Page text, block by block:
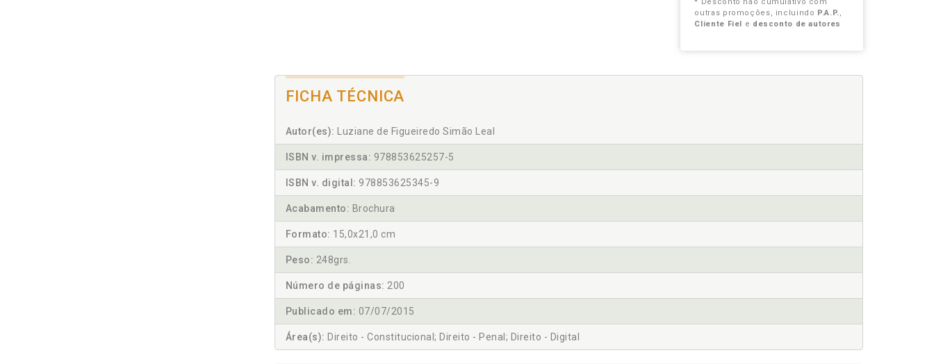
* Desconto não cumulativo com
outras promoções, incluindo P.A.P.,
Cliente Fiel
e desconto de autores
FICHA TÉCNICA
Autor(es): Luziane de Figueiredo Simão Leal
ISBN v. impressa: 978853625257-5
ISBN v. digital: 978853625345-9
Acabamento: Brochura
Formato: 15,0x21,0 cm
Peso: 248grs.
Número de páginas: 200
Publicado em: 07/07/2015
Área(s): Direito - Constitucional; Direito - Penal; Direito - Digital